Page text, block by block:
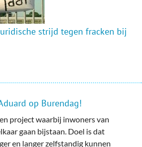
strijd tegen fracken bij
op Burendag!
project waarbij inwoners van
gaan bijstaan. Doel is dat
en langer zelfstandig kunnen